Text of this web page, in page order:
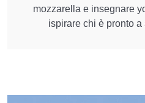
mozzarella e insegnare
ispirare chi è pronto